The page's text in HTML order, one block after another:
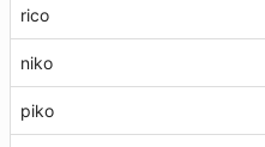
rico
niko
piko